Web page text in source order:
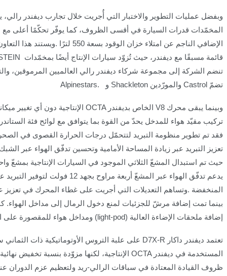
وبفضل عمليات التطوير والاختبار التي أُجريت خلال تجارب ديفندر رالي،
المخمّدات قدرات السيارة في أقسى الظروف، كما يوفّر تحكّمًا أعلى مع
الإضافي الناجم عن امتلاء خزان الوقود بسعة 550 لترًا
.ويستند هذا
قائمة مسبقًا مع ديفندر، حيث تُزوّد سيارات الإنتاج أيضًا بمخمّدات
تنضم الشركة إلى مجموعة شركاء ديفندر رالي العالميين المرموقين،
تضمّ Castrol والمورّدين Shackleton و .
Alpinestars
وبينما يبقى محرك V8 الخاص بديفندر OCTA
الإنتاجية دون أي تغيير
تركيب مقيّد هواء للمدخل يحدّ من القوة بما يتوافق مع لوائح فئة
فقد تم تطوير منظومة التبريد لتتحمّل درجات الحرارة القصوى في
تعزيز التبريد عبر زيادة المساحة الأمامية وتحسين تدفّق الهواء عبر
حيث تم استبدال المشعّ الثلاثي الموجود في السيارات الإنتاجية بمشعّ
يدعم تدفّق الهواء عبر المشعّ أربعة مراوح بجهد 12
المنخفضة .وتساهم التعديلات التي أجريت على غطاء المحرك في تعزيز
بينما تمت إضافة مرشّ للجزئيات لمنع دخول الرمال إلى مداخل الهواء.
إضافة ملحقات الإضاءة العالية (light-pod) ومداخل هواء للمقصورة
تعتمد ديفندر داكار D7X-R على علبة التروس الأوتوماتيكية ذات
المستخدمة في ديفندر OCTA
الإنتاجية، لكنها مزوّدة بنسبة تخفيض
ظروف القيادة المعتادة في سباقات الرالي-ريد ولتعظيم عزم الدوران